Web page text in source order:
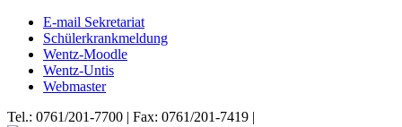
E-mail Sekretariat
Schülerkrankmeldung
Wentz-Moodle
Wentz-Untis
Webmaster
Tel.: 0761/201-7700 | Fax: 0761/201-7419 |